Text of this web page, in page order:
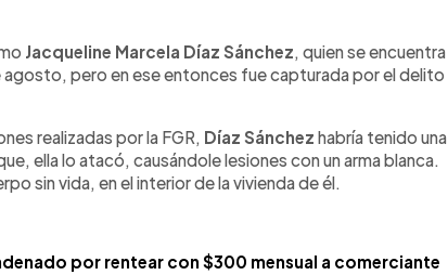
Jacqueline Marcela Díaz Sánchez, quien se encuentra
pero en ese entonces fue capturada por el delito
realizadas por la FGR, Díaz Sánchez habría tenido una
ella lo atacó, causándole lesiones con un arma blanca.
sin vida, en el interior de la vivienda de él.
por rentear con $300 mensual a comerciante